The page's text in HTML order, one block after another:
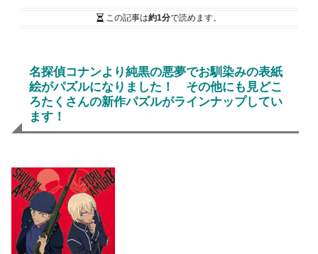
この記事は約1分で読めます。
名探偵コナンより純黒の悪夢でお馴染みの表紙
絵がパズルになりました！ その他にも見どこ
ろたくさんの新作パズルがラインナップしてい
ます！